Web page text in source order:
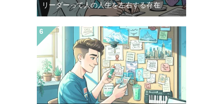
リーダーって人の人生を左右する存在